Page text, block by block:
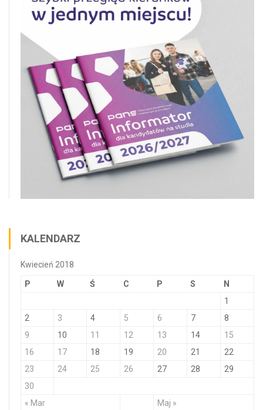
KALENDARZ
Kwiecień 2018
P W Ś C P S N
« Mar Maj »
1
2
3 4 5 6 7
8
9
10 11 12 13 14
15
16
17 18 19 20 21
22
23
24 25 26 27 28
29
30